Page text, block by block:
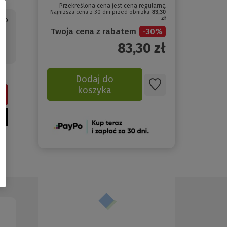
Przekreślona cena jest ceną regularną
Najniższa cena z 30 dni przed obniżką: 83,30
zł
Twoja cena z rabatem -30%
83,30 zł
Dodaj do
koszyka
(Nowe